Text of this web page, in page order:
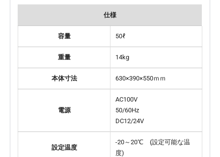
仕様
容量 50ℓ
重量 14kg
本体寸法 630×390×550ｍｍ
電源
AC100V
50/60Hz
DC12/24V
設定温度
-20～20℃ (設定可能な温
度)